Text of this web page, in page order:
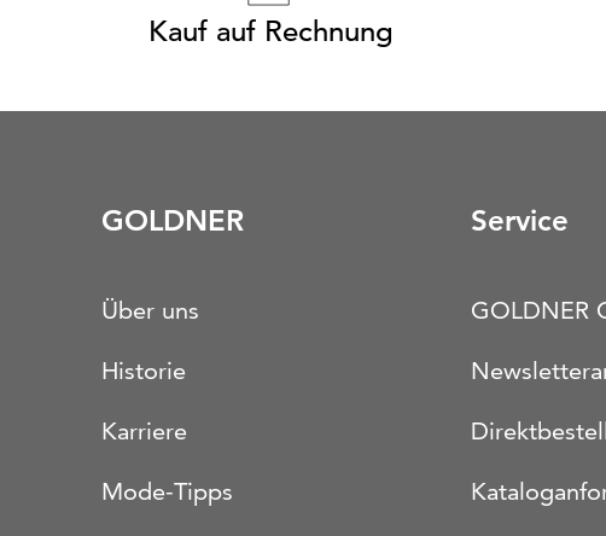
Kauf auf Rechnung
GOLDNER
Über uns
Historie
Karriere
Mode-Tipps
Service
GOLDNER